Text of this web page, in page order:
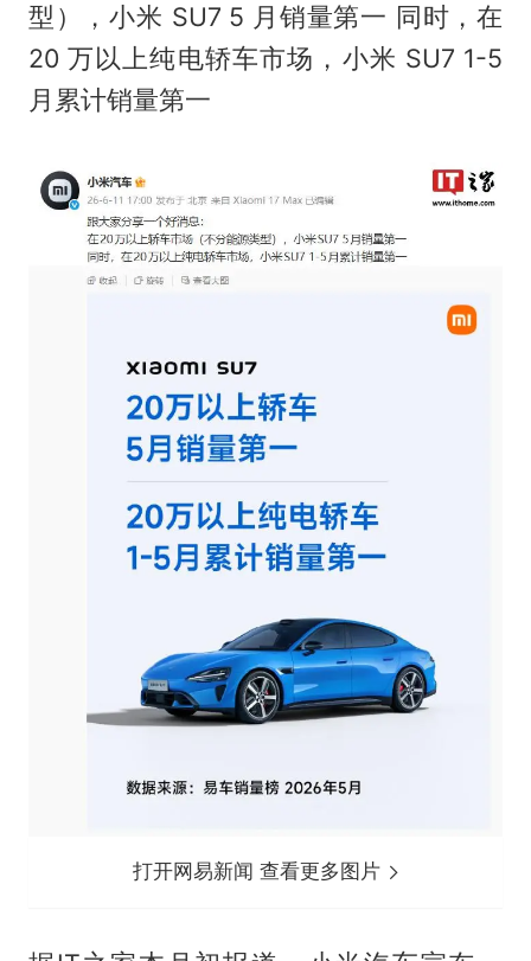
型），小米 SU7 5 月销量第一 同时，在
20 万以上纯电轿车市场，小米 SU7 1-5
月累计销量第一
打开网易新闻 查看更多图片